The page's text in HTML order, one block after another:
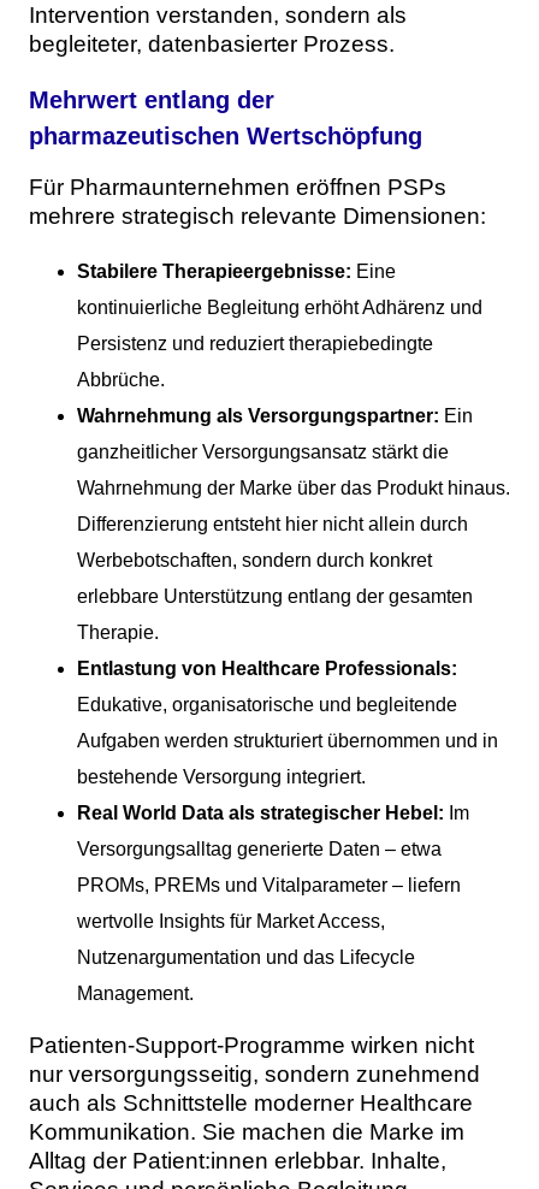
Intervention verstanden, sondern als
begleiteter, datenbasierter Prozess.
Mehrwert entlang der
pharmazeutischen Wertschöpfung
Für Pharmaunternehmen eröffnen PSPs
mehrere strategisch relevante Dimensionen:
Stabilere Therapieergebnisse: Eine
kontinuierliche Begleitung erhöht Adhärenz und
Persistenz und reduziert therapiebedingte
Abbrüche.
Wahrnehmung als Versorgungspartner: Ein
ganzheitlicher Versorgungsansatz stärkt die
Wahrnehmung der Marke über das Produkt hinaus.
Differenzierung entsteht hier nicht allein durch
Werbebotschaften, sondern durch konkret
erlebbare Unterstützung entlang der gesamten
Therapie.
Entlastung von Healthcare Professionals:
Edukative, organisatorische und begleitende
Aufgaben werden strukturiert übernommen und in
bestehende Versorgung integriert.
Real World Data als strategischer Hebel: Im
Versorgungsalltag generierte Daten – etwa
PROMs, PREMs und Vitalparameter – liefern
wertvolle Insights für Market Access,
Nutzenargumentation und das Lifecycle
Management.
Patienten-Support-Programme wirken nicht
nur versorgungsseitig, sondern zunehmend
auch als Schnittstelle moderner Healthcare
Kommunikation. Sie machen die Marke im
Alltag der Patient:innen erlebbar. Inhalte,